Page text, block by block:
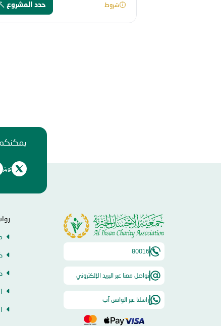
شروط حدد المشروع
يمكنكم
تويتر
80016
تواصل معنا عبر البريد الإلكتروني
راسلنا عبر الواتس آب